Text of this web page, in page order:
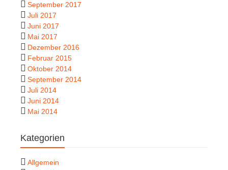
September 2017
Juli 2017
Juni 2017
Mai 2017
Dezember 2016
Februar 2015
Oktober 2014
September 2014
Juli 2014
Juni 2014
Mai 2014
Kategorien
Allgemein